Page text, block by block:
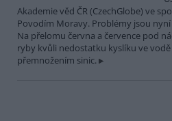
Akademie věd ČR (CzechGlobe) ve
Povodím Moravy. Problémy jsou
Na přelomu června a července pod
ryby kvůli nedostatku kyslíku ve
přemnožením sinic.